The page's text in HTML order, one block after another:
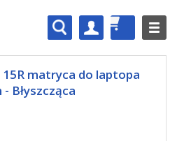
matryca do laptopa
Błyszcząca